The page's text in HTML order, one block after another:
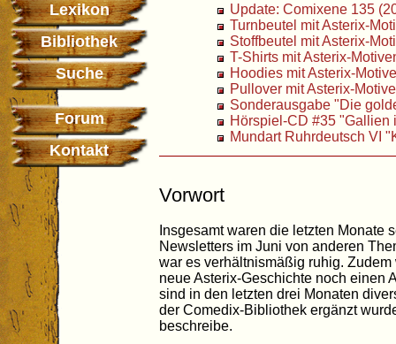
Lexikon
Bibliothek
Suche
Forum
Kontakt
Update: Comixene 135
Turnbeutel mit Asterix-
Stoffbeutel mit Asterix-
T-Shirts mit Asterix-
Hoodies mit Asterix-
Pullover mit Asterix-
Sonderausgabe "Die
Hörspiel-CD #35 "Gallien
Mundart Ruhrdeutsch VI
Vorwort
Insgesamt waren die letzten Monate
Newsletters im Juni von anderen
war es verhältnismäßig ruhig.
neue Asterix-Geschichte noch einen
sind in den letzten drei Monaten
der Comedix-Bibliothek ergänzt
beschreibe.